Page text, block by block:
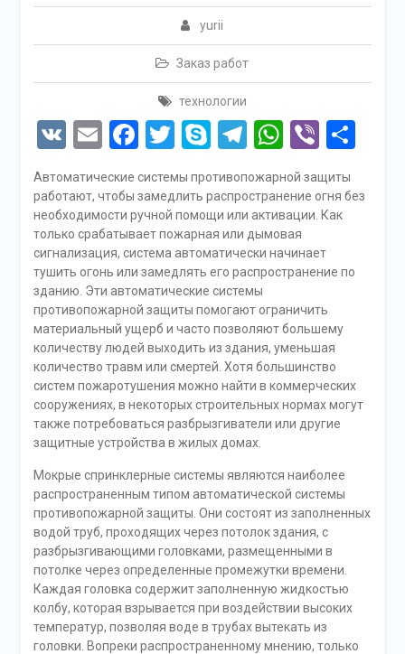
yurii
Заказ работ
технологии
VKEmailFacebook
Twitter
SkypeTelegram
Viber
Автоматические системы противопожарной защиты
работают, чтобы замедлить распространение огня без
необходимости ручной помощи или активации. Как
только срабатывает пожарная или дымовая
сигнализация, система автоматически начинает
тушить огонь или замедлять его распространение по
зданию. Эти автоматические системы
противопожарной защиты помогают ограничить
материальный ущерб и часто позволяют большему
количеству людей выходить из здания, уменьшая
количество травм или смертей. Хотя большинство
систем пожаротушения можно найти в коммерческих
сооружениях, в некоторых строительных нормах могут
также потребоваться разбрызгиватели или другие
защитные устройства в жилых домах.
Мокрые спринклерные системы являются наиболее
распространенным типом автоматической системы
противопожарной защиты. Они состоят из заполненных
водой труб, проходящих через потолок здания, с
разбрызгивающими головками, размещенными в
потолке через определенные промежутки времени.
Каждая головка содержит заполненную жидкостью
колбу, которая взрывается при воздействии высоких
температур, позволяя воде в трубах вытекать из
головки. Вопреки распространенному мнению, только